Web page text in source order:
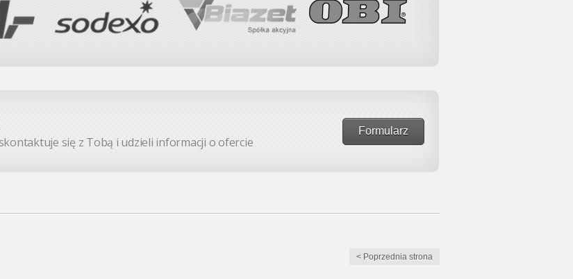
się z Tobą i udzieli informacji o ofercie
Formularz
< Poprzednia strona